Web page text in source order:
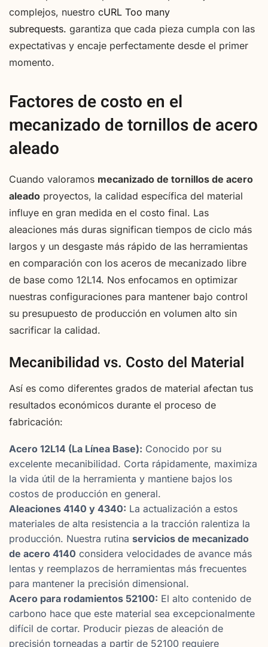
complejos, nuestro cURL Too many
subrequests. garantiza que cada pieza cumpla con las
expectativas y encaje perfectamente desde el primer
momento.
Factores de costo en el
mecanizado de tornillos de acero
aleado
Cuando valoramos mecanizado de tornillos de acero
aleado proyectos, la calidad específica del material
influye en gran medida en el costo final. Las
aleaciones más duras significan tiempos de ciclo más
largos y un desgaste más rápido de las herramientas
en comparación con los aceros de mecanizado libre
de base como 12L14. Nos enfocamos en optimizar
nuestras configuraciones para mantener bajo control
su presupuesto de producción en volumen alto sin
sacrificar la calidad.
Mecanibilidad vs. Costo del Material
Así es como diferentes grados de material afectan tus
resultados económicos durante el proceso de
fabricación:
Acero 12L14 (La Línea Base): Conocido por su
excelente mecanibilidad. Corta rápidamente, maximiza
la vida útil de la herramienta y mantiene bajos los
costos de producción en general.
Aleaciones 4140 y 4340: La actualización a estos
materiales de alta resistencia a la tracción ralentiza la
producción. Nuestra rutina servicios de mecanizado
de acero 4140 considera velocidades de avance más
lentas y reemplazos de herramientas más frecuentes
para mantener la precisión dimensional.
Acero para rodamientos 52100: El alto contenido de
carbono hace que este material sea excepcionalmente
difícil de cortar. Producir piezas de aleación de
precisión torneadas a partir de 52100 requiere